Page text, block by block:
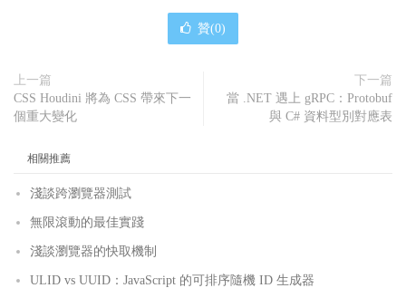
贊(0)
上一篇
CSS Houdini 將為 CSS 帶來下一
個重大變化
下一篇
當 .NET 遇上 gRPC：Protobuf
與 C# 資料型別對應表
相關推薦
淺談跨瀏覽器測試
無限滾動的最佳實踐
淺談瀏覽器的快取機制
ULID vs UUID：JavaScript 的可排序隨機 ID 生成器